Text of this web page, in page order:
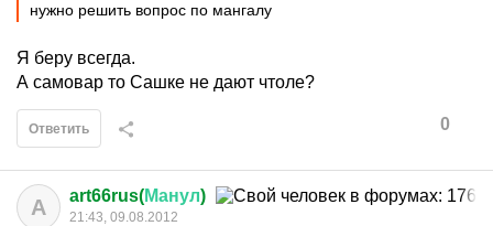
нужно решить вопрос по мангалу
Я беру всегда.
А самовар то Сашке не дают чтоле?
0
Ответить
A art66rus(Манул)
21:43, 09.08.2012